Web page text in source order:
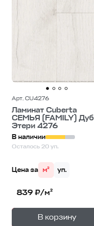
Арт. CU4276
Ламинат Cuberta
СЕМЬЯ (FAMILY) Дуб
Этери 4276
В наличии
Осталось 20 уп.
Цена за м² уп.
839 ₽/м²
В корзину
— 1уп.